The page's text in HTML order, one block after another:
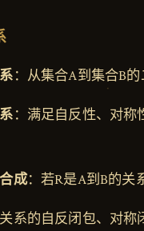
：从集合A到集合B的
：满足自反性、对
成：若R是A到B的关
系的自反闭包、对称